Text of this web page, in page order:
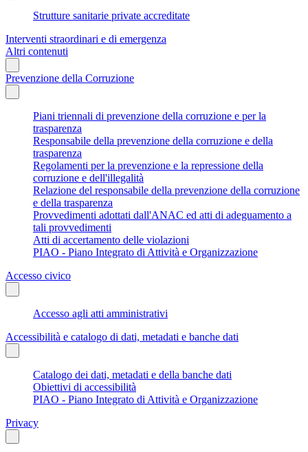
Strutture sanitarie private accreditate
Interventi straordinari e di emergenza
Altri contenuti
Prevenzione della Corruzione
Piani triennali di prevenzione della corruzione e per la
trasparenza
Responsabile della prevenzione della corruzione e della
trasparenza
Regolamenti per la prevenzione e la repressione della
corruzione e dell'illegalità
Relazione del responsabile della prevenzione della corruzione
e della trasparenza
Provvedimenti adottati dall'ANAC ed atti di adeguamento a
tali provvedimenti
Atti di accertamento delle violazioni
PIAO - Piano Integrato di Attività e Organizzazione
Accesso civico
Accesso agli atti amministrativi
Accessibilità e catalogo di dati, metadati e banche dati
Catalogo dei dati, metadati e della banche dati
Obiettivi di accessibilità
PIAO - Piano Integrato di Attività e Organizzazione
Privacy